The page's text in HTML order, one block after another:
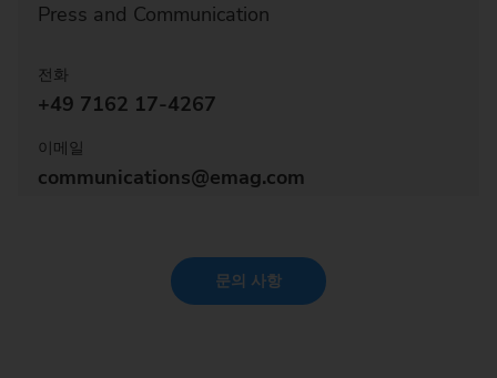
Press and Communication
전화
+49 7162 17-4267
이메일
communications@emag.com
문의 사항